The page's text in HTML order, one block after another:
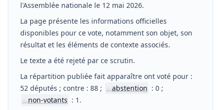
l'Assemblée nationale le 12 mai 2026.
La page présente les informations officielles
disponibles pour ce vote, notamment son objet, son
résultat et les éléments de contexte associés.
Le texte a été rejeté par ce scrutin.
La répartition publiée fait apparaître ont voté pour :
52 députés ; contre : 88 ;
📖abstention : 0 ;
📖non-votants : 1.